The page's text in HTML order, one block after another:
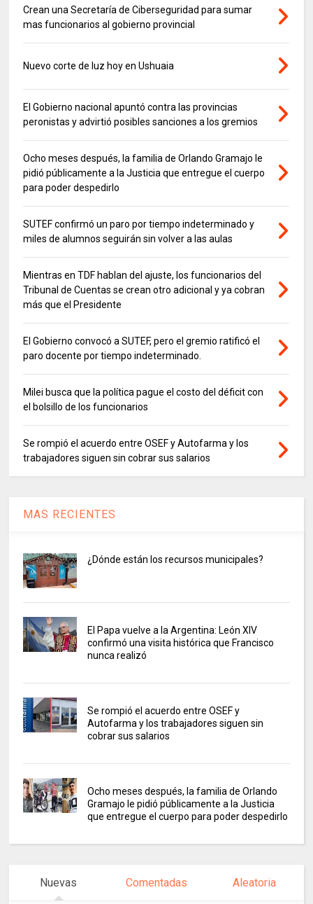
Crean una Secretaría de Ciberseguridad para sumar
mas funcionarios al gobierno provincial
Nuevo corte de luz hoy en Ushuaia
El Gobierno nacional apuntó contra las provincias
peronistas y advirtió posibles sanciones a los gremios
Ocho meses después, la familia de Orlando Gramajo le
pidió públicamente a la Justicia que entregue el cuerpo
para poder despedirlo
SUTEF confirmó un paro por tiempo indeterminado y
miles de alumnos seguirán sin volver a las aulas
Mientras en TDF hablan del ajuste, los funcionarios del
Tribunal de Cuentas se crean otro adicional y ya cobran
más que el Presidente
El Gobierno convocó a SUTEF, pero el gremio ratificó el
paro docente por tiempo indeterminado.
Milei busca que la política pague el costo del déficit con
el bolsillo de los funcionarios
Se rompió el acuerdo entre OSEF y Autofarma y los
trabajadores siguen sin cobrar sus salarios
MAS RECIENTES
¿Dónde están los recursos municipales?
El Papa vuelve a la Argentina: León XIV
confirmó una visita histórica que Francisco
nunca realizó
Se rompió el acuerdo entre OSEF y
Autofarma y los trabajadores siguen sin
cobrar sus salarios
Ocho meses después, la familia de Orlando
Gramajo le pidió públicamente a la Justicia
que entregue el cuerpo para poder despedirlo
Nuevas Comentadas Aleatoria